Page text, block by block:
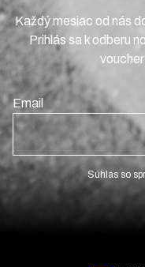
Každý mesiac od nás
Prihlás sa k odberu
Email
Súhlas so